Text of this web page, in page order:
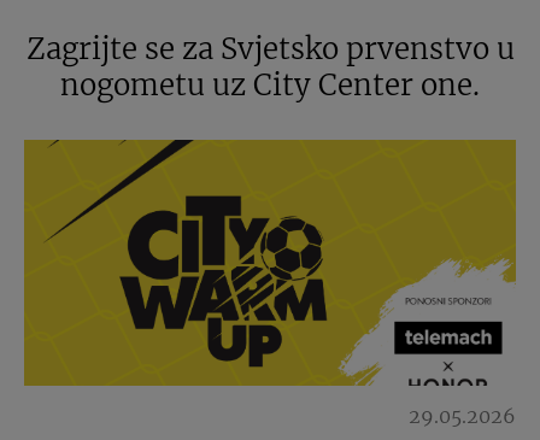
Zagrijte se za Svjetsko prvenstvo u
nogometu uz City Center one.
29.05.2026